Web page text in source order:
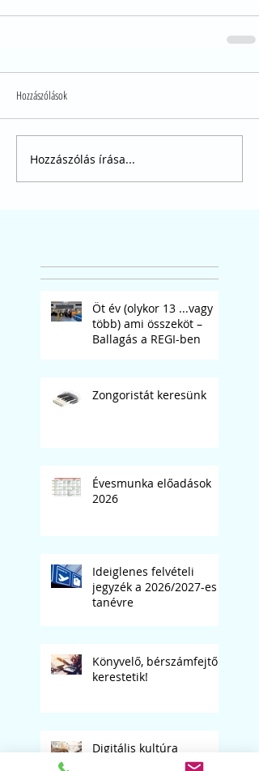
Hozzászólások
Hozzászólás írása...
Öt év (olykor 13 ...vagy
több) ami összeköt –
Ballagás a REGI-ben
Zongoristát keresünk
Évesmunka előadások
2026
Ideiglenes felvételi
jegyzék a 2026/2027-es
tanévre
Könyvelő, bérszámfejtő
kerestetik!
Digitális kultúra
tanárunkat keressük